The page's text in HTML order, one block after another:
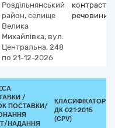
Роздільнянський
район, селище
Велика
Михайлівка, вул.
Центральна, 248
по 21-12-2026
контрастні
речовини
/
ПОСТАВКИ/
НАДАННЯ
КЛАСИФІКАТОР
ДК 021:2015
(CPV)